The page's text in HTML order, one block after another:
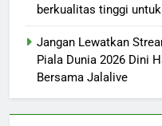
berkualitas tinggi
Jangan Lewatkan
Piala Dunia 2026 Dini
Bersama Jalalive